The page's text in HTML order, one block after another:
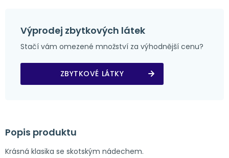
Výprodej zbytkových látek
Stačí vám omezené množství za výhodnější cenu?
ZBYTKOVÉ LÁTKY
Popis produktu
Krásná klasika se skotským nádechem.